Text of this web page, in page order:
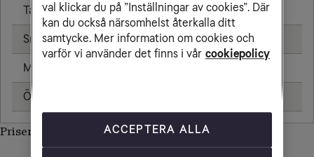
Ta emot samtal 20,00 kr/min
Sms 4,80 kr
Mms
Öppningsavgift
Priser inom Costa Rica
val klickar du på ”Inställningar av cookies”. Där
kan du också närsomhelst återkalla ditt
samtycke. Mer information om cookies och
varför vi använder det finns i vår cookiepolicy
ACCEPTERA ALLA